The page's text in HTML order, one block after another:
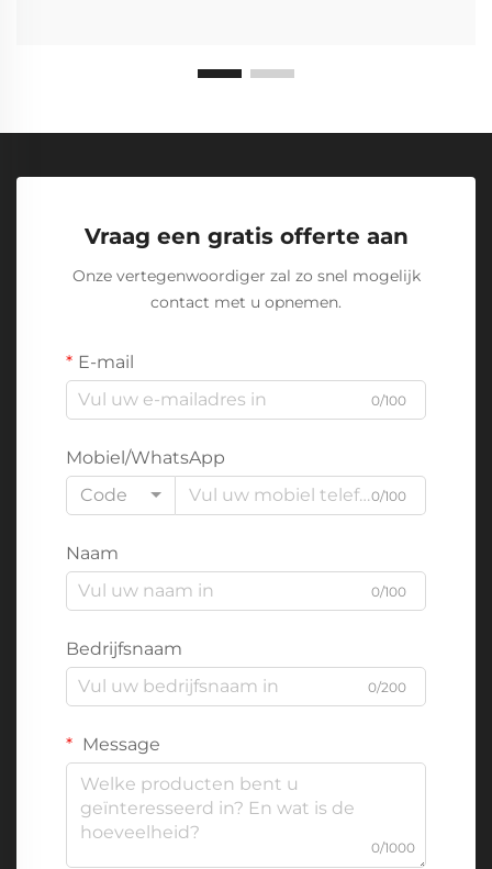
Vraag een gratis offerte aan
Onze vertegenwoordiger zal zo snel mogelijk
contact met u opnemen.
E-mail
0/100
Mobiel/WhatsApp
Code
0/100
Naam
0/100
Bedrijfsnaam
0/200
Message
0/1000